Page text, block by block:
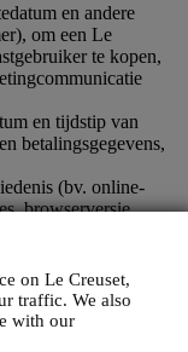
on Le Creuset,
traffic. We also
with our
en andere
om een Le
te kopen,
en tijdstip van
betalingsgegevens,
(bv. online-
browserversie,
terugkerende
tijdens uw
een geregistreerde
van logs en/of
(voor informatie over
van cookies, zie